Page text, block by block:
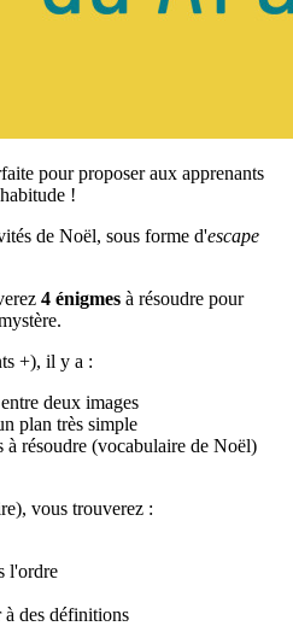
pour proposer aux apprenants
!
de Noël, sous forme d'escape
4 énigmes à résoudre pour
+), il y a :
deux images
plan très simple
à résoudre (vocabulaire de Noël)
vous trouverez :
l'ordre
à des définitions